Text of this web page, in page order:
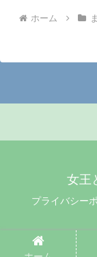
ホーム
女王
プライバシー
©